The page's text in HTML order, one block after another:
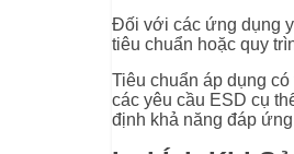
Đối với các ứng dụng
tiêu chuẩn hoặc quy
Tiêu chuẩn áp dụng
các yêu cầu ESD cụ
định khả năng đáp